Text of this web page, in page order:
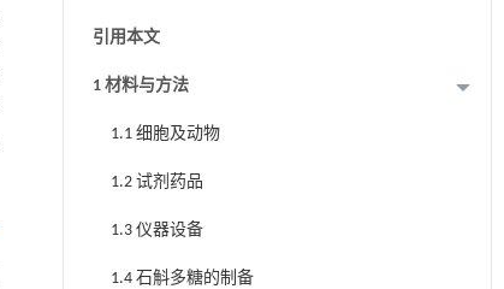
引用本文
1 材料与方法
1.1 细胞及动物
1.2 试剂药品
1.3 仪器设备
1.4 石斛多糖的制备